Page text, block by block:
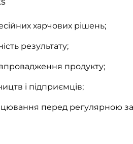
харчових рішень;
результату;
продукту;
і підприємців;
перед регулярною